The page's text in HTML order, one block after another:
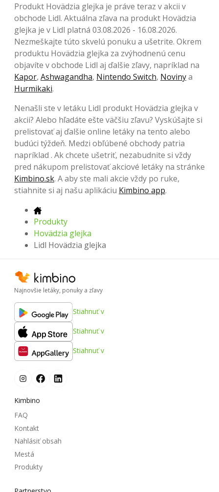
Produkt Hovädzia glejka je práve teraz v akcii v
obchode Lidl. Aktuálna zľava na produkt Hovädzia
glejka je v Lidl platná 03.08.2026 - 16.08.2026.
Nezmeškajte túto skvelú ponuku a ušetrite. Okrem
produktu Hovädzia glejka za zvýhodnenú cenu
objavíte v obchode Lidl aj ďalšie zľavy, napríklad na
Kapor, Ashwagandha, Nintendo Switch, Novinya
Hurmikaki.
Nenašli ste v letáku Lidl produkt Hovädzia glejka v
akcii? Alebo hľadáte ešte väčšiu zľavu? Vyskúšajte si
prelistovať aj ďalšie online letáky na tento alebo
budúci týždeň. Medzi obľúbené obchody patria
napríklad . Ak chcete ušetriť, nezabudnite si vždy
pred nákupom prelistovať akciové letáky na stránke
Kimbino.sk. A aby ste mali akcie vždy po ruke,
stiahnite si aj našu aplikáciu Kimbino app.
Produkty
Hovädzia glejka
Lidl Hovädzia glejka
Najnovšie letáky, ponuky a zľavy
Stiahnuť v
Stiahnuť v
Stiahnuť v
Kimbino
FAQ
Kontakt
Nahlásiť obsah
Mestá
Produkty